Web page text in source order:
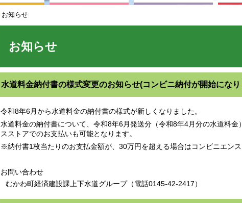
お知らせ
お知らせ
水道料金納付書の様式変更のお知らせ(コンビニ納付が開始にな
令和8年6月から水道料金の納付書の様式が新しくなりました。
水道料金の納付書について、令和8年6月発送分（令和8年4月分の水道料
スストアでのお支払いも可能となります。
※納付書1枚当たりのお支払金額が、30万円を超える場合はコンビニエンス
お問い合わせ
むかわ町経済建設課上下水道グループ（電話0145-42-2417）